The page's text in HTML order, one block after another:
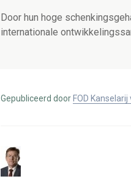
Door hun hoge
internationale
Gepubliceerd door FOD